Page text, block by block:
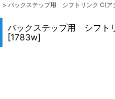
> バックステップ用 シフトリンク C(ア
バックステップ用 シフト
[1783w]